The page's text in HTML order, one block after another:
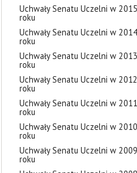
Uchwały Senatu Uczelni w 2015
roku
Uchwały Senatu Uczelni w 2014
roku
Uchwały Senatu Uczelni w 2013
roku
Uchwały Senatu Uczelni w 2012
roku
Uchwały Senatu Uczelni w 2011
roku
Uchwały Senatu Uczelni w 2010
roku
Uchwały Senatu Uczelni w 2009
roku